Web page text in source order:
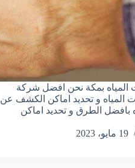
بمكة نحن افضل شركة
و تحديد اماكن الكشف عن
بافضل الطرق و تحديد اماكن
19 مايو، 2023